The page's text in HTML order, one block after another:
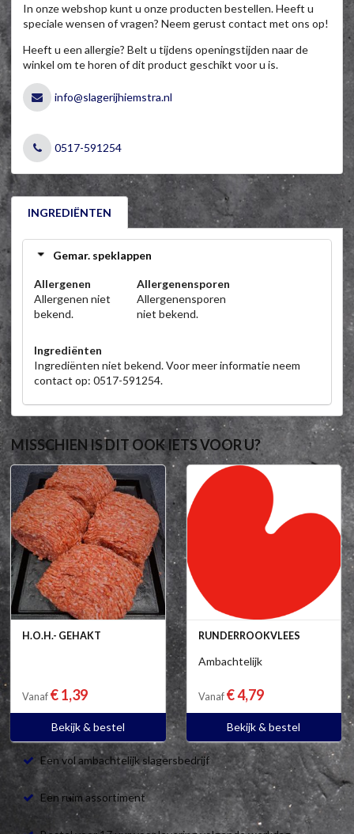
In onze webshop kunt u onze producten bestellen. Heeft u
speciale wensen of vragen? Neem gerust contact met ons op!
Heeft u een allergie? Belt u tijdens openingstijden naar de
winkel om te horen of dit product geschikt voor u is.
info@slagerijhiemstra.nl
0517-591254
INGREDIËNTEN
Gemar. speklappen
Allergenen
Allergenen niet
bekend.
Allergenensporen
Allergenensporen
niet bekend.
Ingrediënten
Ingrediënten niet bekend. Voor meer informatie neem
contact op: 0517-591254.
MISSCHIEN IS DIT OOK IETS VOOR U?
H.O.H.- GEHAKT
Vanaf € 1,39
Bekijk & bestel
RUNDERROOKVLEES
Ambachtelijk
Vanaf € 4,79
Bekijk & bestel
Een vol ambachtelijk slagersbedrijf
Een ruim assortiment